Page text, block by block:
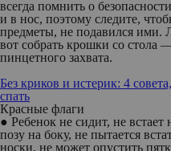
всегда помнить о
и в нос, поэтому следите,
предметы, не подавился ими.
вот собрать крошки со стола
пинцетного захвата.
Без криков и истерик: 4
спать
Красные флаги
● Ребенок не сидит, не встает
позу на боку, не пытается
носки, не может опустить